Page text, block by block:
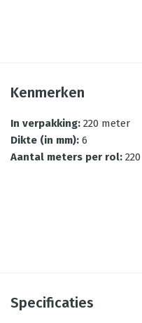
Kenmerken
In verpakking: 220 meter
Dikte (in mm): 6
Aantal meters per rol: 220
Specificaties